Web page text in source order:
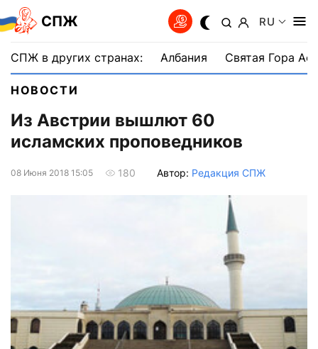
СПЖ RU
СПЖ в других странах: Албания Святая Гора
НОВОСТИ
Из Австрии вышлют 60
исламских проповедников
08 Июня 2018 15:05 180 Автор: Редакция СПЖ